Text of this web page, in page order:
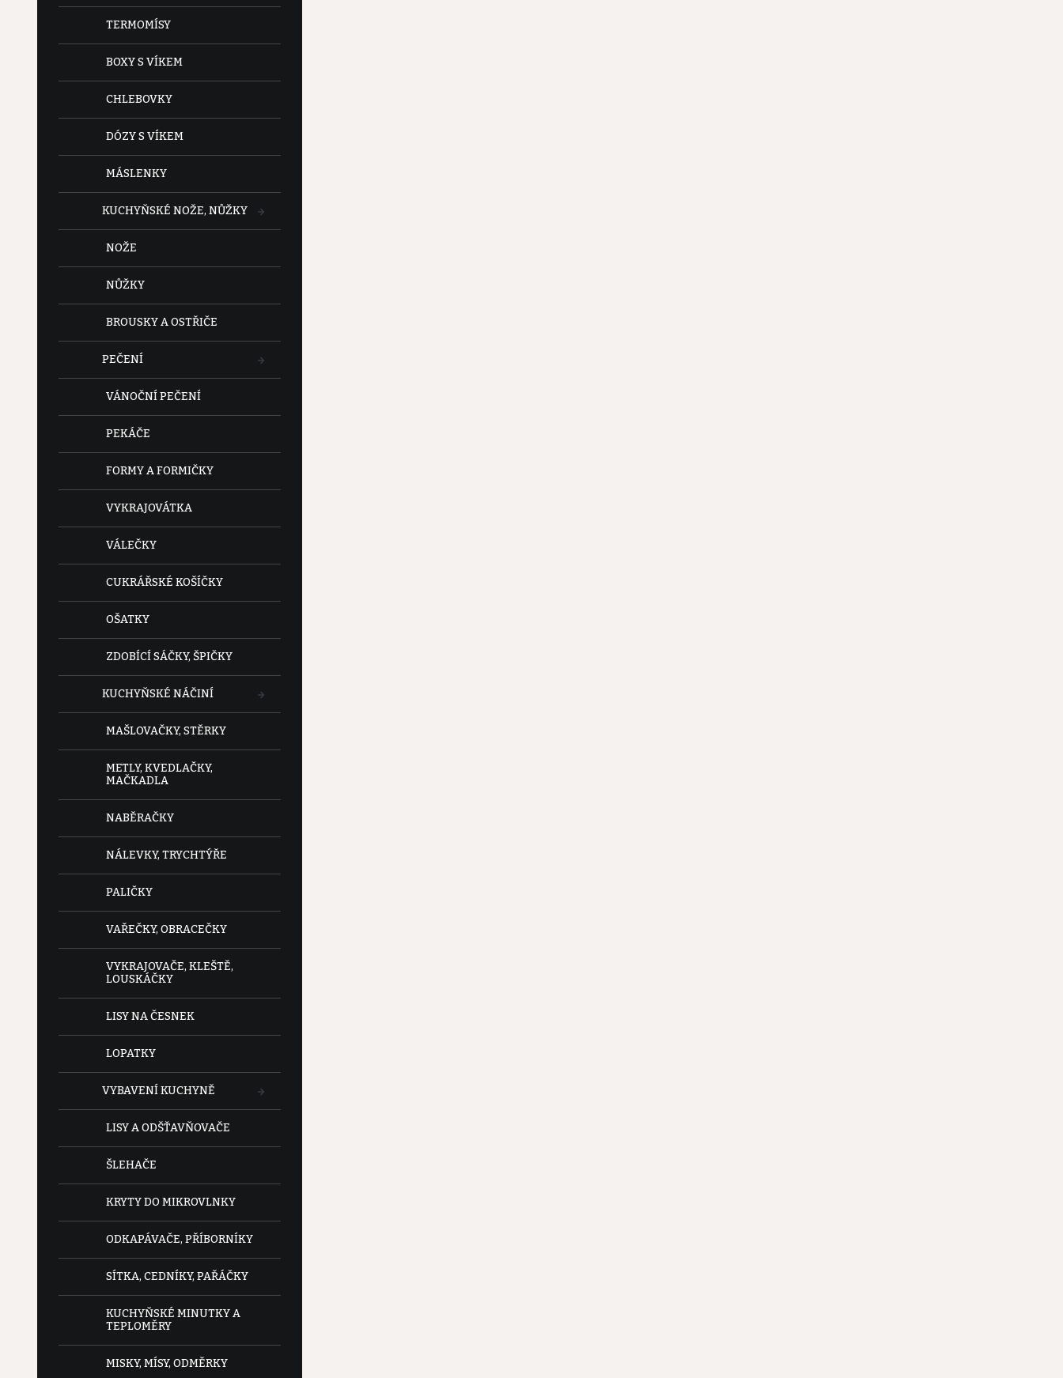
TERMOMÍSY
BOXY S VÍKEM
CHLEBOVKY
DÓZY S VÍKEM
MÁSLENKY
KUCHYŇSKÉ NOŽE, NŮŽKY
NOŽE
NŮŽKY
BROUSKY A OSTŘIČE
PEČENÍ
VÁNOČNÍ PEČENÍ
PEKÁČE
FORMY A FORMIČKY
VYKRAJOVÁTKA
VÁLEČKY
CUKRÁŘSKÉ KOŠÍČKY
OŠATKY
ZDOBÍCÍ SÁČKY, ŠPIČKY
KUCHYŇSKÉ NÁČINÍ
MAŠLOVAČKY, STĚRKY
METLY, KVEDLAČKY,
MAČKADLA
NABĚRAČKY
NÁLEVKY, TRYCHTÝŘE
PALIČKY
VAŘEČKY, OBRACEČKY
VYKRAJOVAČE, KLEŠTĚ,
LOUSKÁČKY
LISY NA ČESNEK
LOPATKY
VYBAVENÍ KUCHYNĚ
LISY A ODŠŤAVŇOVAČE
ŠLEHAČE
KRYTY DO MIKROVLNKY
ODKAPÁVAČE, PŘÍBORNÍKY
SÍTKA, CEDNÍKY, PAŘÁČKY
KUCHYŇSKÉ MINUTKY A
TEPLOMĚRY
MISKY, MÍSY, ODMĚRKY